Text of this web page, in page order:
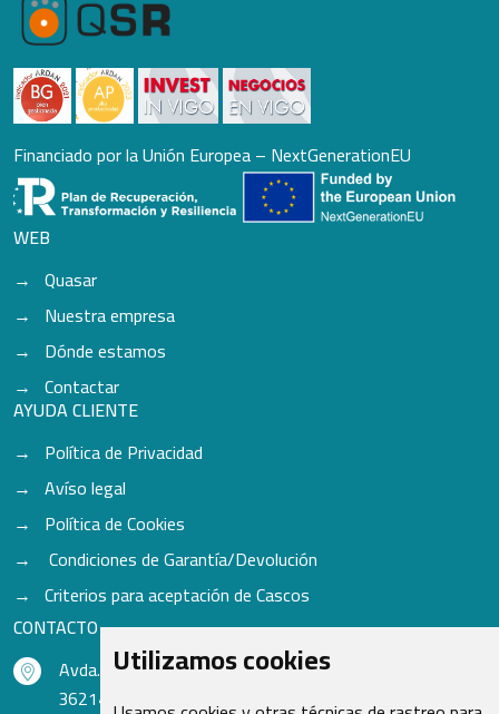
Utilizamos cookies
Financiado por la Unión Europea – NextGenerationEU
WEB
Quasar
Nuestra empresa
Dónde estamos
Contactar
AYUDA CLIENTE
Política de Privacidad
Avíso legal
Política de Cookies
Condiciones de Garantía/Devolución
Criterios para aceptación de Cascos
CONTACTO
Avda. do Freixo - Sardoma, 13
36214 Vigo - Pontevedra - España